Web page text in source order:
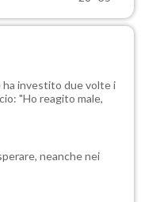
ha investito due volte i
"Ho reagito male,
neanche nei